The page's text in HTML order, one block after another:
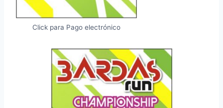
Click para Pago electrónico